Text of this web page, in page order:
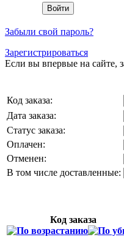
Забыли свой пароль?
Зарегистрироваться
Если вы впервые на сайте,
Код заказа:
Дата заказа:
Статус заказа:
Оплачен:
Отменен:
В том числе доставленные:
Код заказа